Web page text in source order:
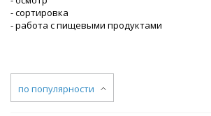
- сортировка
- работа с пищевыми продуктами
по популярности